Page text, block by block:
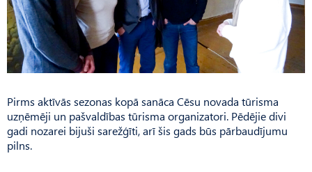
Pirms aktīvās sezonas kopā sanāca Cēsu novada tūrisma
uzņēmēji un pašvaldības tūrisma organizatori. Pēdējie divi
gadi nozarei bijuši sarežģīti, arī šis gads būs pārbaudījumu
pilns.